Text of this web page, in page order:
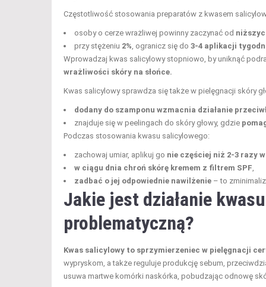
Częstotliwość stosowania preparatów z kwasem
osoby o cerze wrażliwej powinny zaczynać od
przy stężeniu 2% , ogranicz się do 3-4 aplikacji
Wprowadzaj kwas salicylowy stopniowo, by uniknąć
wrażliwości skóry na słońce.
Kwas salicylowy sprawdza się także w pielęgnacji skóry
dodany do szamponu wzmacnia działanie
znajduje się w peelingach do skóry głowy, gdzie
Podczas stosowania kwasu salicylowego:
zachowaj umiar, aplikuj go nie częściej niż 2-3 razy
w ciągu dnia chroń skórę kremem z filtrem SPF
zadbać o jej odpowiednie nawilżenie – to
Jakie jest działanie
problematyczną?
Kwas salicylowy to sprzymierzeniec w pielęgnacji
wypryskom, a także reguluje produkcję sebum,
usuwa martwe komórki naskórka, pobudzając odnowę